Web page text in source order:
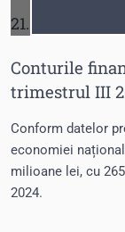
21.04.2026
Conturile
trimestrul III
Conform datelor
economiei
milioane lei, cu
2024.